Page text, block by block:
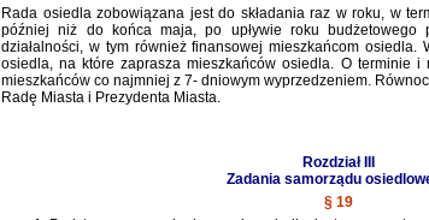
Rada osiedla zobowiązana jest do składania raz w roku, w
później niż do końca maja, po upływie roku budżetowego
działalności, w tym również finansowej mieszkańcom osiedla.
osiedla, na które zaprasza mieszkańców osiedla. O terminie i
mieszkańców co najmniej z 7- dniowym wyprzedzeniem.
Radę Miasta i Prezydenta Miasta.
Rozdział III
Zadania samorządu
§ 19